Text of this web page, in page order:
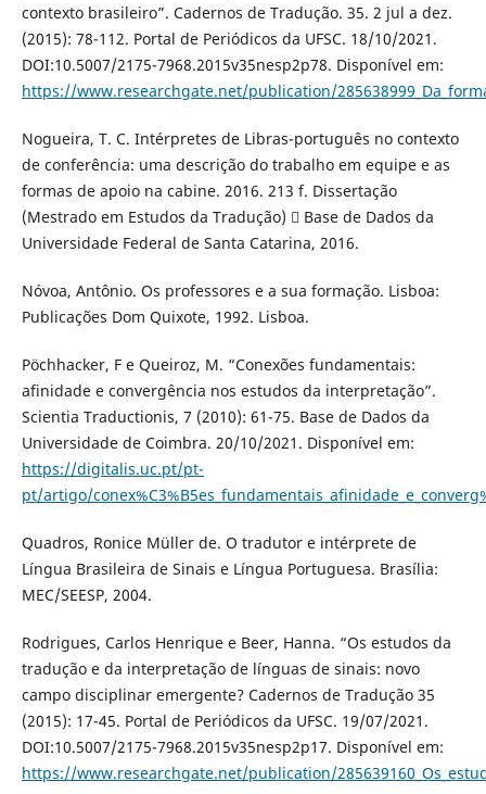
contexto brasileiro”. Cadernos de Tradução. 35. 2 jul a dez.
(2015): 78-112. Portal de Periódicos da UFSC. 18/10/2021.
DOI:10.5007/2175-7968.2015v35nesp2p78. Disponível em:
https://www.researchgate.net/publication/
Nogueira, T. C. Intérpretes de Libras-português no contexto
de conferência: uma descrição do trabalho em equipe e as
formas de apoio na cabine. 2016. 213 f. Dissertação
(Mestrado em Estudos da Tradução)  Base de Dados da
Universidade Federal de Santa Catarina, 2016.
Nóvoa, Antônio. Os professores e a sua formação. Lisboa:
Publicações Dom Quixote, 1992. Lisboa.
Pöchhacker, F e Queiroz, M. “Conexões fundamentais:
afinidade e convergência nos estudos da interpretação”.
Scientia Traductionis, 7 (2010): 61-75. Base de Dados da
Universidade de Coimbra. 20/10/2021. Disponível em:
https://digitalis.uc.pt/pt-
pt/artigo/
Quadros, Ronice Müller de. O tradutor e intérprete de
Língua Brasileira de Sinais e Língua Portuguesa. Brasília:
MEC/SEESP, 2004.
Rodrigues, Carlos Henrique e Beer, Hanna. “Os estudos da
tradução e da interpretação de línguas de sinais: novo
campo disciplinar emergente? Cadernos de Tradução 35
(2015): 17-45. Portal de Periódicos da UFSC. 19/07/2021.
DOI:10.5007/2175-7968.2015v35nesp2p17. Disponível em:
https://www.researchgate.net/publication/